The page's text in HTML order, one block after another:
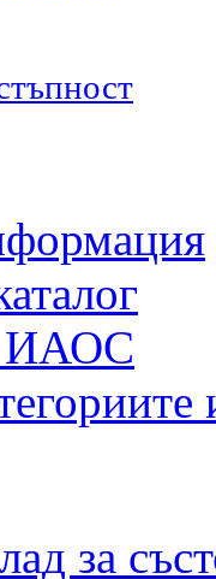
ИАОС
за